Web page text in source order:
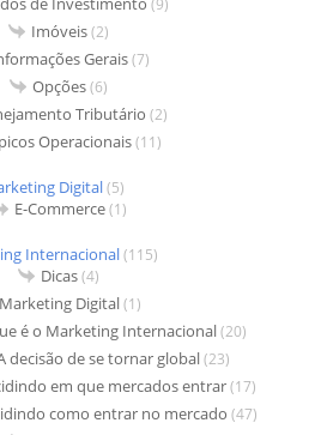
(9)
Imóveis(2)
Gerais(7)
Opções(6)
Tributário (2)
Operacionais(11)
Digital(5)
E-Commerce(1)
Internacional(115)
Dicas(4)
Marketing Digital(1)
é o Marketing Internacional(20)
decisão de se tornar global(23)
em que mercados entrar(17)
como entrar no mercado (47)